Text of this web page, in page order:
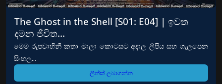
The Ghost in the Shell [S01: E04] | ඉවත
දමන ජීවිත…
මෙම රුපවාහිනී කතා මාලා කොටසට අදාල ලිපිය සහ ගැලපෙන
සිංහල...
ලින්ක් ලබාගන්න